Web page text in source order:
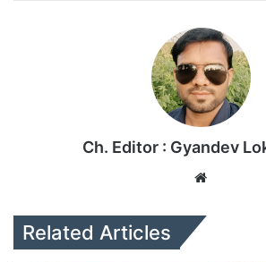
Ch. Editor : Gyandev
Related Articles